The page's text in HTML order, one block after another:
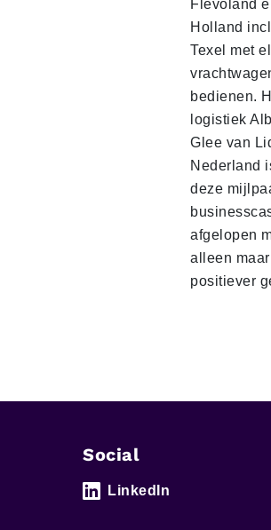
Flevoland
Holland
Texel met
bedienen.
logistiek
Glee van
Nederland
deze
afgelopen
alleen maar
positiever
Social
LinkedIn